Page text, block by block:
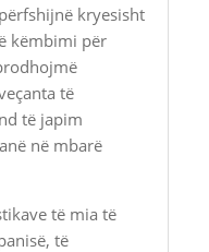
kryesisht
këmbimi për
të
të japim
në mbarë
të mia të
të